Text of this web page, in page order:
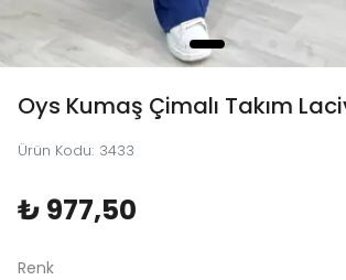
Oys Kumaş Çimalı Takım
Ürün Kodu: 3433
₺ 977,50
Renk